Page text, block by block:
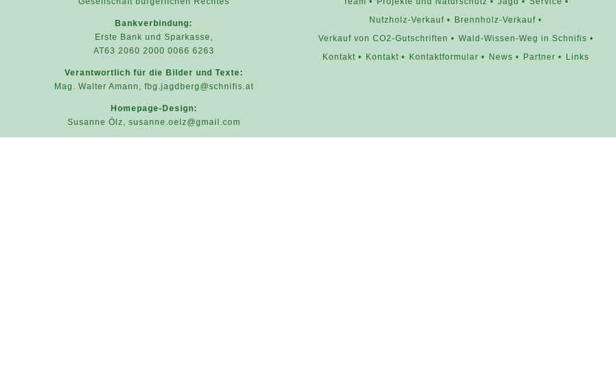
Bankverbindung:
Erste Bank und Sparkasse,
AT63 2060 2000 0066 6263
Verantwortlich für die Bilder und Texte:
Mag. Walter Amann, fbg.jagdberg@schnifis.at
Homepage-Design:
Susanne Ölz, susanne.oelz@gmail.com
Nutzholz-Verkauf
Brennholz-Verkauf
Verkauf von CO2-Gutschriften
Wald-Wissen-Weg in Schnifis
Kontakt
Kontakt Kontaktformular News Partner Links